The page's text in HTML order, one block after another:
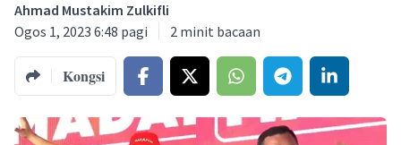
Ahmad Mustakim Zulkifli
Ogos 1, 2023 6:48 pagi
2 minit bacaan
Kongsi